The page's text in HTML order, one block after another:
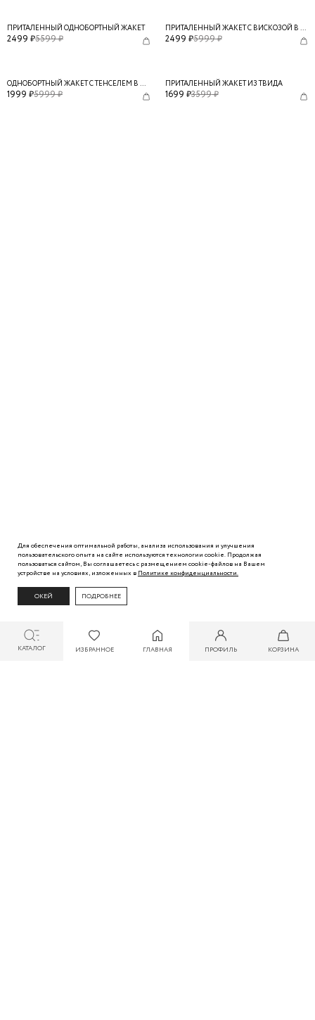
ПРИТАЛЕННЫЙ ОДНОБОРТНЫЙ ЖАКЕТ
2499 ₽5599₽
ПРИТАЛЕННЫЙ ЖАКЕТ С ВИСКОЗОЙ В СОСТАВЕ
2499 ₽5999₽
ОДНОБОРТНЫЙ ЖАКЕТ С ТЕНСЕЛЕМ В СОСТАВЕ
1999 ₽5999₽
ПРИТАЛЕННЫЙ ЖАКЕТ ИЗ ТВИДА
1699 ₽3599₽
КАТАЛОГ ИЗБРАННОЕ ГЛАВНАЯ ПРОФИЛЬ КОРЗИНА
Для обеспечения оптимальной работы, анализа использования и улучшения
пользовательскогоопыта на сайте используются технологии cookie. Продолжая
пользоваться сайтом, Вы соглашаетесь с размещением cookie-файлов на Вашем
устройстве на условиях, изложенных в Политике конфиденциальности.
ОКЕЙ ПОДРОБНЕЕ